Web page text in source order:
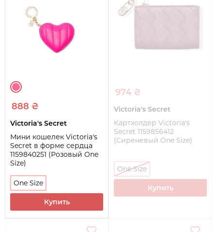
888 ₴
Victoria's Secret
Мини кошелек Victoria's
Secret в форме сердца
1159840251 (Розовый One
Size)
One Size
Купить
974 ₴
Victoria's Secret
Картхолдер Victoria's
Secret 1159856412
(Сиреневый One Size)
One Size
Купить